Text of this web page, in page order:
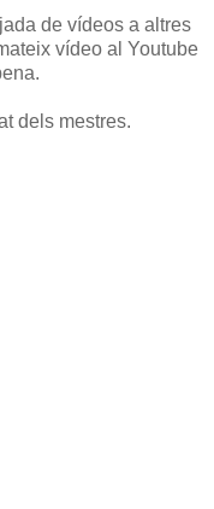
de vídeos a altres
vídeo al Youtube
dels mestres.